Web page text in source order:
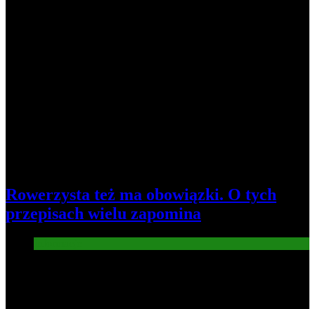
Rowerzysta też ma obowiązki. O tych
przepisach wielu zapomina